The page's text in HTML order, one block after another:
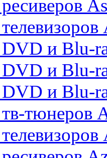
и Blu-
и Blu-
DVD и Blu-
тюнеров